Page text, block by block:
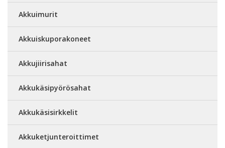
Akkuimurit
Akkuiskuporakoneet
Akkujiirisahat
Akkukäsipyörösahat
Akkukäsisirkkelit
Akkuketjunteroittimet